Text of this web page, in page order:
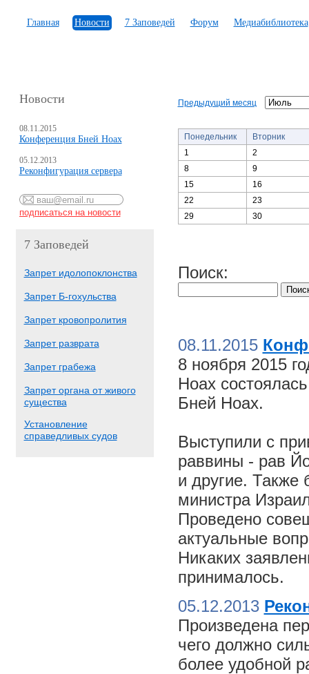
Главная Новости 7 Заповедей Форум Медиабиблиотека
Новости
08.11.2015
Конференция Бней Ноах
05.12.2013
Реконфигурация сервера
7 Заповедей
Запрет идолопоклонства
Запрет Б-гохульства
Запрет кровопролития
Запрет разврата
Запрет грабежа
Запрет органа от живого
существа
Установление
справедливых судов
Предыдущий месяц
Понедельник
Вторник
1
2
8
9
15
16
22
23
29
30
Поиск:
08.11.2015
8 ноября 2015
Ноах
Бней Ноах.
Выступили с
раввины - рав
и другие. Также
министра
Проведено
актуальные
Никаких
принималось.
05.12.2013
Произведена
чего должно
более удобной